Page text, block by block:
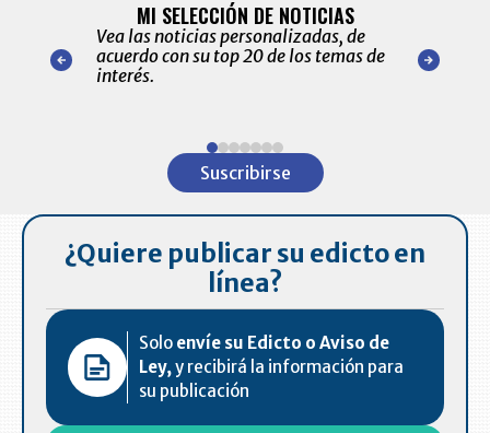
nuestro
para
MI SELECCIÓN DE NOTICIAS
Vea las noticias personalizadas, de
acuerdo con su top 20 de los temas de
interés.
de las
Suscribirse
¿Quiere publicar su edicto en
línea?
Solo envíe su Edicto o Aviso de
Ley,y recibirá la información para
su publicación